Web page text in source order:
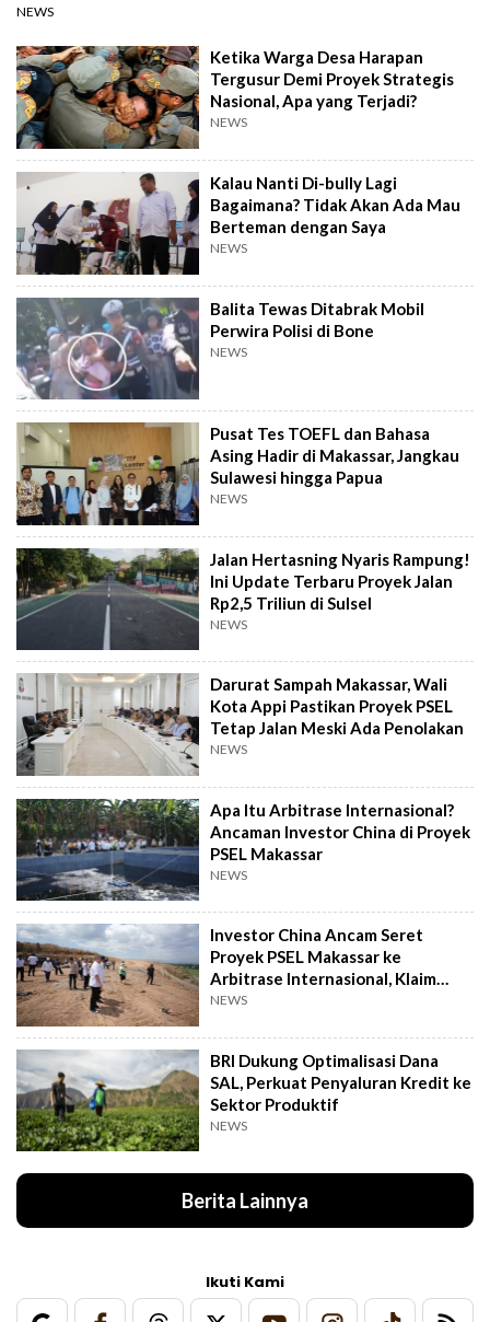
NEWS
Ketika Warga Desa Harapan
Tergusur Demi Proyek Strategis
Nasional, Apa yang Terjadi?
NEWS
Kalau Nanti Di-bully Lagi
Bagaimana? Tidak Akan Ada Mau
Berteman dengan Saya
NEWS
Balita Tewas Ditabrak Mobil
Perwira Polisi di Bone
NEWS
Pusat Tes TOEFL dan Bahasa
Asing Hadir di Makassar, Jangkau
Sulawesi hingga Papua
NEWS
Jalan Hertasning Nyaris Rampung!
Ini Update Terbaru Proyek Jalan
Rp2,5 Triliun di Sulsel
NEWS
Darurat Sampah Makassar, Wali
Kota Appi Pastikan Proyek PSEL
Tetap Jalan Meski Ada Penolakan
NEWS
Apa Itu Arbitrase Internasional?
Ancaman Investor China di Proyek
PSEL Makassar
NEWS
Investor China Ancam Seret
Proyek PSEL Makassar ke
Arbitrase Internasional, Klaim
Rugi Rp2,4 T
NEWS
BRI Dukung Optimalisasi Dana
SAL, Perkuat Penyaluran Kredit ke
Sektor Produktif
NEWS
Berita Lainnya
Ikuti Kami